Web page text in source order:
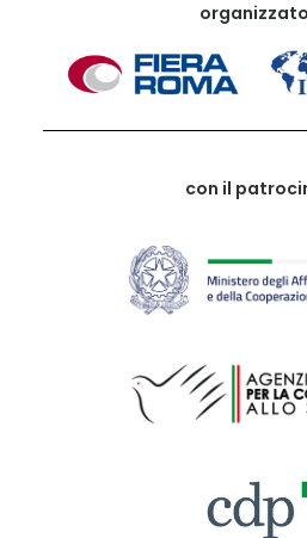
con il